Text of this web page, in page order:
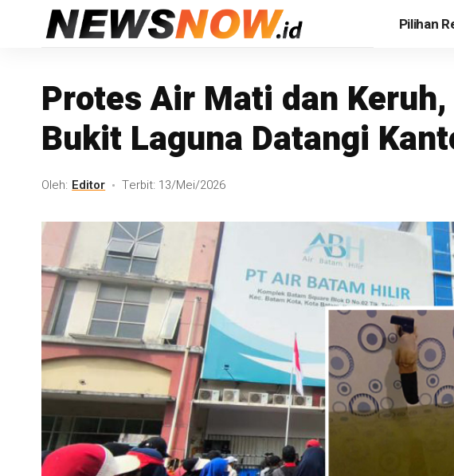
Pilihan
Protes Air Mati dan
Bukit Laguna Datangi
Oleh: Editor Terbit: 13/Mei/2026